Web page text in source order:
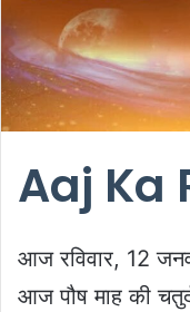
Aaj Ka
आज रविवार, 12
आज पौष माह की